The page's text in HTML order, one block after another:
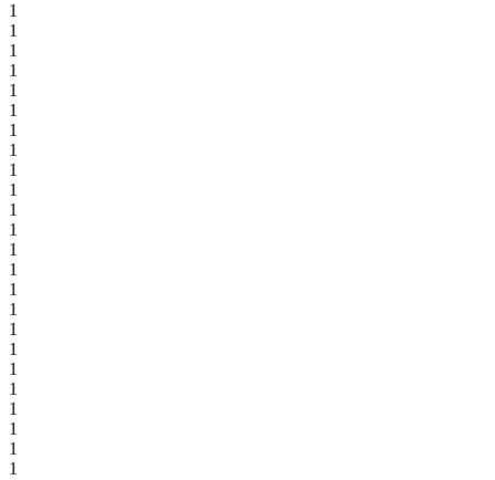
1
1
1
1
1
1
1
1
1
1
1
1
1
1
1
1
1
1
1
1
1
1
1
1